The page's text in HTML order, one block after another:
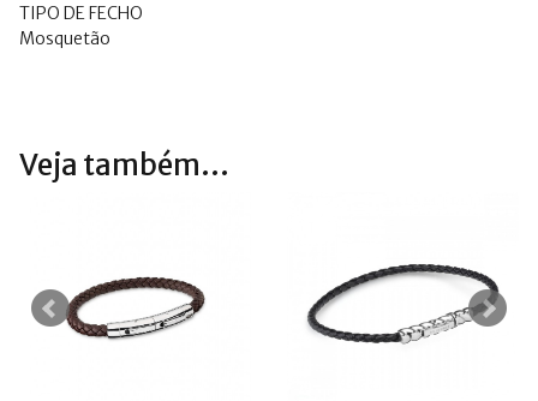
TIPO DE FECHO
Mosquetão
Veja também...